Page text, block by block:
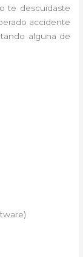
te descuidaste
accidente
alguna de